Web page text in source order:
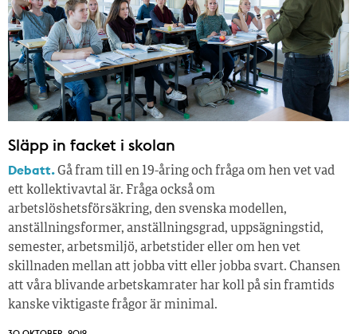
Släpp in facket i skolan
Debatt.Gå fram till en 19-åring och fråga om hen vet vad
ett kollektivavtal är. Fråga också om
arbetslöshetsförsäkring, den svenska modellen,
anställningsformer, anställningsgrad, uppsägningstid,
semester, arbetsmiljö, arbetstider eller om hen vet
skillnaden mellan att jobba vitt eller jobba svart. Chansen
att våra blivande arbetskamrater har koll på sin framtids
kanske viktigaste frågor är minimal.